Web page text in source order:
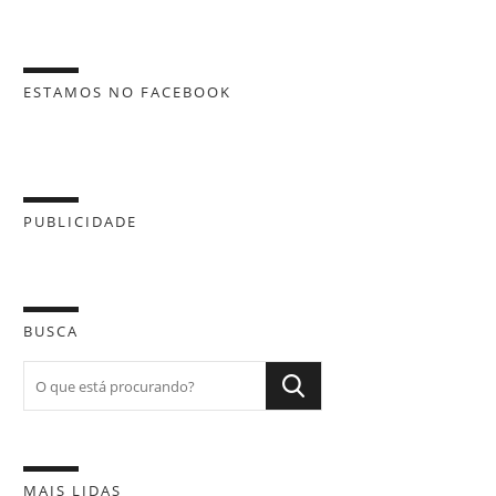
ESTAMOS NO FACEBOOK
PUBLICIDADE
BUSCA
MAIS LIDAS